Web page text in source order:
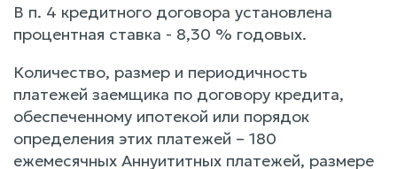
В п. 4 кредитного договора установлена
процентная ставка - 8,30 % годовых.
Количество, размер и периодичность
платежей заемщика по договору кредита,
обеспеченному ипотекой или порядок
определения этих платежей – 180
ежемесячных Аннуититных платежей, размере